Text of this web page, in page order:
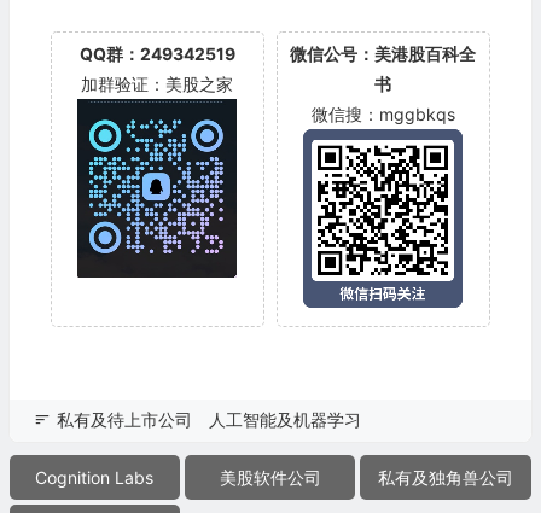
QQ群：249342519
加群验证：美股之家
微信公号：美港股百科全
书
微信搜：mggbkqs
私有及待上市公司 人工智能及机器学习
Cognition Labs 美股软件公司 私有及独角兽公司